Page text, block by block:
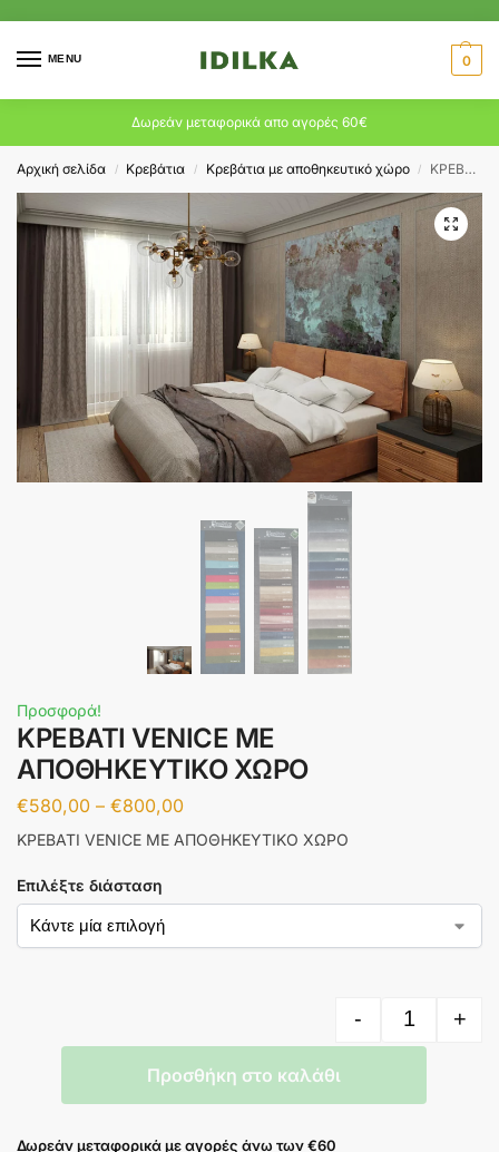
MENU 0
Δωρεάν μεταφορικά απο αγορές 60€
Αρχική σελίδα / Κρεβάτια / Κρεβάτια με αποθηκευτικό χώρο / ΚΡΕΒΑΤΙ VENICE ΜΕ ΑΠΟΘΗΚΕΥΤΙΚΟ ΧΩΡΟ
Προσφορά!
ΚΡΕΒΑΤΙ VENICE ΜΕ
ΑΠΟΘΗΚΕΥΤΙΚΟ ΧΩΡΟ
€580,00 – €800,00
ΚΡΕΒΑΤΙ VENICE ΜΕ ΑΠΟΘΗΚΕΥΤΙΚΟ ΧΩΡΟ
Επιλέξτε διάσταση
- +
Προσθήκη στο καλάθι
Δωρεάν μεταφορικά με αγορές άνω των €60